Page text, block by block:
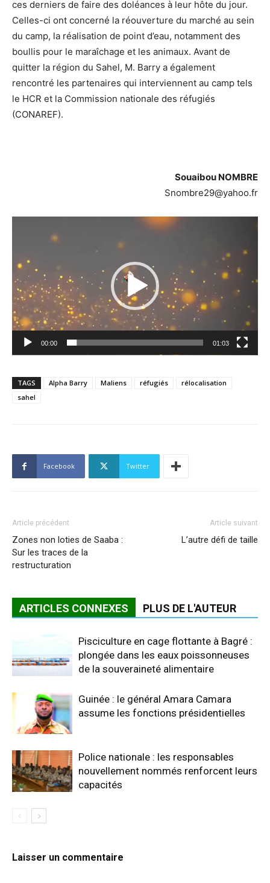
ces derniers de faire des doléances à leur hôte du jour.
Celles-ci ont concerné la réouverture du marché au sein
du camp, la réalisation de point d’eau, notamment des
boullis pour le maraîchage et les animaux. Avant de
quitter la région du Sahel, M. Barry a également
rencontré les partenaires qui interviennent au camp tels
le HCR et la Commission nationale des réfugiés
(CONAREF).
Souaibou NOMBRE
Snombre29@yahoo.fr
Lecteur
00:00 01:03
TAGS Alpha Barry Maliens réfugiés
rélocalisation
sahel
Facebook Twitter
Article précédent
Zones non loties de Saaba :
Sur les traces de la
restructuration
Article suivant
L’autre défi de taille
ARTICLES CONNEXES PLUS DE L'AUTEUR
Pisciculture en cage flottante à Bagré :
plongée dans les eaux poissonneuses
de la souveraineté alimentaire
Guinée : le général Amara Camara
assume les fonctions présidentielles
Police nationale : les responsables
nouvellement nommés renforcent leurs
capacités
Laisser un commentaire